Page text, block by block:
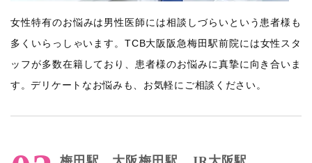
女性特有のお悩みは男性医師には相談しづらいという患者様も
多くいらっしゃいます。TCB大阪阪急梅田駅前院には女性スタ
ッフが多数在籍しており、患者様のお悩みに真摯に向き合いま
す。デリケートなお悩みも、お気軽にご相談ください。